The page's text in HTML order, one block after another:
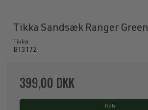
Tikka Sandsæk Ranger Green
Tikka
B13172
399,00 DKK
Køb